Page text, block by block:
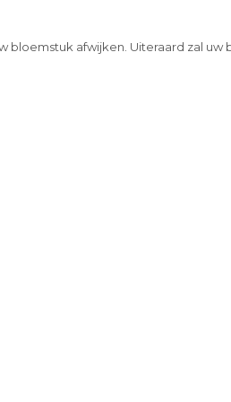
bloemstuk afwijken. Uiteraard zal